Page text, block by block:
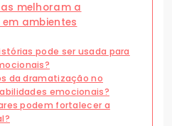
melhoram a
ambientes
pode ser usada para
da dramatização no
emocionais?
podem fortalecer a